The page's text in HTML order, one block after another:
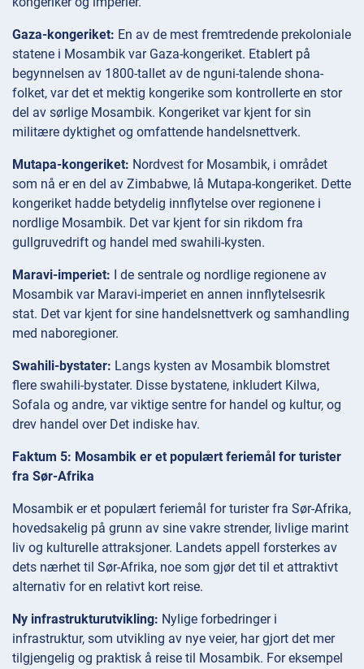
Gaza-kongeriket: En av de mest fremtredende prekoloniale
statene i Mosambik var Gaza-kongeriket. Etablert på
begynnelsen av 1800-tallet av de nguni-talende shona-
folket, var det et mektig kongerike som kontrollerte en stor
del av sørlige Mosambik. Kongeriket var kjent for sin
militære dyktighet og omfattende handelsnettverk.
Mutapa-kongeriket: Nordvest for Mosambik, i området
som nå er en del av Zimbabwe, lå Mutapa-kongeriket. Dette
kongeriket hadde betydelig innflytelse over regionene i
nordlige Mosambik. Det var kjent for sin rikdom fra
gullgruvedrift og handel med swahili-kysten.
Maravi-imperiet: I de sentrale og nordlige regionene av
Mosambik var Maravi-imperiet en annen innflytelsesrik
stat. Det var kjent for sine handelsnettverk og samhandling
med naboregioner.
Swahili-bystater: Langs kysten av Mosambik blomstret
flere swahili-bystater. Disse bystatene, inkludert Kilwa,
Sofala og andre, var viktige sentre for handel og kultur, og
drev handel over Det indiske hav.
Faktum 5: Mosambik er et populært feriemål for turister
fra Sør-Afrika
Mosambik er et populært feriemål for turister fra Sør-Afrika,
hovedsakelig på grunn av sine vakre strender, livlige marint
liv og kulturelle attraksjoner. Landets appell forsterkes av
dets nærhet til Sør-Afrika, noe som gjør det til et attraktivt
alternativ for en relativt kort reise.
Ny infrastrukturutvikling: Nylige forbedringer i
infrastruktur, som utvikling av nye veier, har gjort det mer
tilgjengelig og praktisk å reise til Mosambik. For eksempel